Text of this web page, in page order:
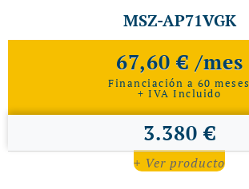
MSZ-AP71VGK
67,60 € /mes
Financiación a 60 meses
+ IVA Incluido
3.380 €
+ Ver producto